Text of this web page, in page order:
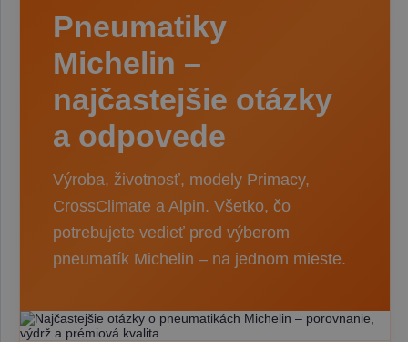
Pneumatiky
Michelin –
najčastejšie otázky
a odpovede
Výroba, životnosť, modely Primacy,
CrossClimate a Alpin. Všetko, čo
potrebujete vedieť pred výberom
pneumatík Michelin – na jednom mieste.